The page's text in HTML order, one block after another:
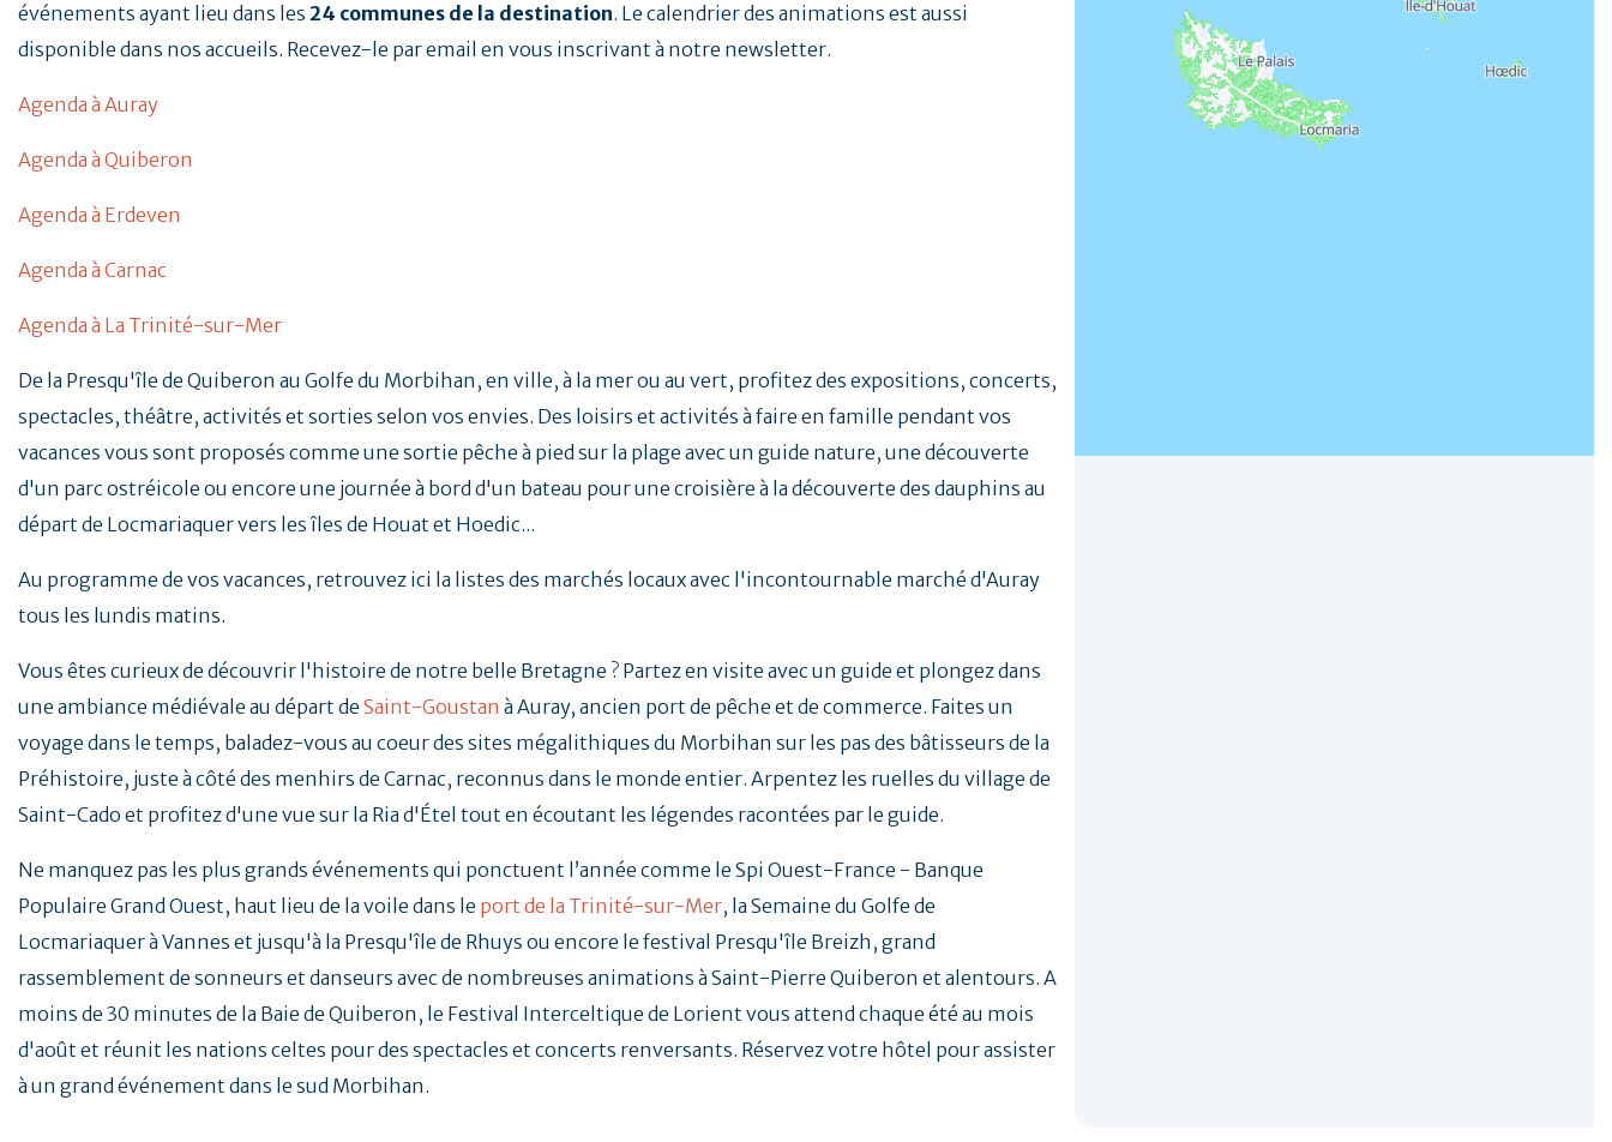
événements ayant lieu dans les 24 communes de la destination. Le calendrier des animations est aussi
disponible dans nos accueils. Recevez-le par email en vous inscrivant à notre newsletter.
Agenda à Auray
Agenda à Quiberon
Agenda à Erdeven
Agenda à Carnac
Agenda à La Trinité-sur-Mer
De la Presqu'île de Quiberon au Golfe du Morbihan, en ville, à la mer ou au vert, profitez des expositions, concerts,
spectacles, théâtre, activités et sorties selon vos envies. Des loisirs et activités à faire en famille pendant vos
vacances vous sont proposés comme une sortie pêche à pied sur la plage avec un guide nature, une découverte
d'un parc ostréicole ou encore une journée à bord d'un bateau pour une croisière à la découverte des dauphins au
départ de Locmariaquer vers les îles de Houat et Hoedic...
Au programme de vos vacances, retrouvez ici la listes des marchés locaux avec l'incontournable marché d'Auray
tous les lundis matins.
Vous êtes curieux de découvrir l'histoire de notre belle Bretagne ? Partez en visite avec un guide et plongez dans
une ambiance médiévale au départ de Saint-Goustan à Auray, ancien port de pêche et de commerce. Faites un
voyage dans le temps, baladez-vous au coeur des sites mégalithiques du Morbihan sur les pas des bâtisseurs de la
Préhistoire, juste à côté des menhirs de Carnac, reconnus dans le monde entier. Arpentez les ruelles du village de
Saint-Cado et profitez d'une vue sur la Ria d'Étel tout en écoutant les légendes racontées par le guide.
Ne manquez pas les plus grands événements qui ponctuent l’année comme le Spi Ouest-France - Banque
Populaire Grand Ouest, haut lieu de la voile dans le port de la Trinité-sur-Mer, la Semaine du Golfe de
Locmariaquer à Vannes et jusqu'à la Presqu'île de Rhuys ou encore le festival Presqu'île Breizh, grand
rassemblement de sonneurs et danseurs avec de nombreuses animations à Saint-Pierre Quiberon et alentours. A
moins de 30 minutes de la Baie de Quiberon, le Festival Interceltique de Lorient vous attend chaque été au mois
d'août et réunit les nations celtes pour des spectacles et concerts renversants. Réservez votre hôtel pour assister
à un grand événement dans le sud Morbihan.